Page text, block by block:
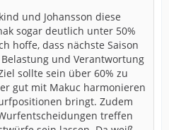
und Johansson diese
sogar deutlich unter 50%
hoffe, dass nächste Saison
und Verantwortung
sollte sein über 60% zu
gut mit Makuc harmonieren
bringt. Zudem
treffen